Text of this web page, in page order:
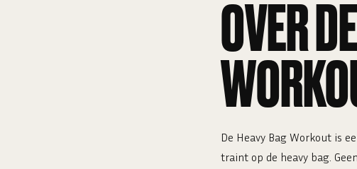
OVER
De Heavy Bag Workout is
traint op de heavy bag.